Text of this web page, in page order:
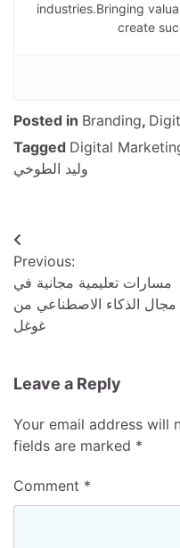
industries.Bringing
create
Posted in Branding,
Tagged Digital
وليد الطوخي
Post
navigation
Previous:
مسارات تعليمية مجانية في
مجال الذكاء الاصطناعي من
غوغل
Leave a Reply
Your email address will
fields are marked *
Comment *